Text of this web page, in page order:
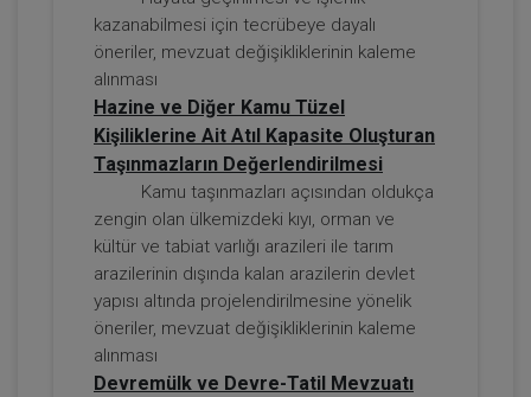
Kira Hukuku - 1 - IV. Borçlar Hukuku
Kongresi - I. Oturum
360 TL Sepete Ekle
kazanabilmesi için tecrübeye dayalı
öneriler, mevzuat değişikliklerinin kaleme
alınması
Hazine ve Diğer Kamu Tüzel
Kişiliklerine Ait Atıl Kapasite Oluşturan
Taşınmazların Değerlendirilmesi
Kamu taşınmazları açısından oldukça
zengin olan ülkemizdeki kıyı, orman ve
kültür ve tabiat varlığı arazileri ile tarım
arazilerinin dışında kalan arazilerin devlet
yapısı altında projelendirilmesine yönelik
öneriler, mevzuat değişikliklerinin kaleme
alınması
Devremülk ve Devre-Tatil Mevzuatı